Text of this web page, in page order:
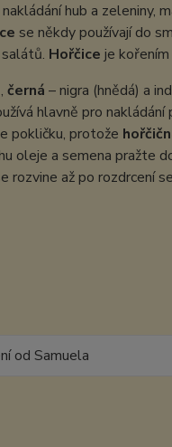
hub a zeleniny,
se někdy používají do
Hořčice je
černá – nigra (hnědá) a
hlavně pro
pokličku, protože
oleje a semena pražte
rozvine až po rozdrcení
od Samuela